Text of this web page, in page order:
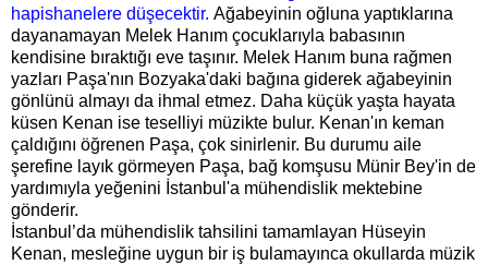
hapishanelere düşecektir. Ağabeyinin oğluna yaptıklarına
dayanamayan Melek Hanım çocuklarıyla babasının
kendisine bıraktığı eve taşınır. Melek Hanım buna rağmen
yazları Paşa'nın Bozyaka'daki bağına giderek ağabeyinin
gönlünü almayı da ihmal etmez. Daha küçük yaşta hayata
küsen Kenan ise teselliyi müzikte bulur. Kenan'ın keman
çaldığını öğrenen Paşa, çok sinirlenir. Bu durumu aile
şerefine layık görmeyen Paşa, bağ komşusu Münir Bey'in de
yardımıyla yeğenini İstanbul'a mühendislik mektebine
gönderir.
İstanbul’da mühendislik tahsilini tamamlayan Hüseyin
Kenan, mesleğine uygun bir iş bulamayınca okullarda müzik